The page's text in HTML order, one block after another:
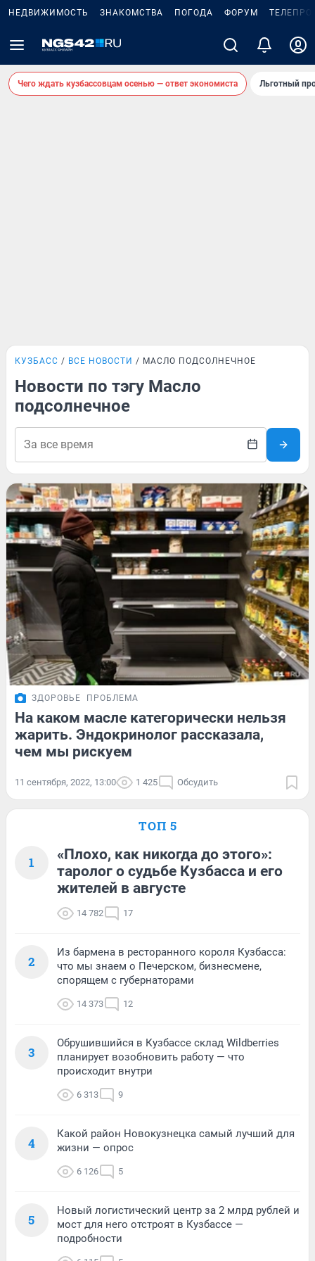
НЕДВИЖИМОСТЬ ЗНАКОМСТВА ПОГОДА ФОРУМ
Чего ждать кузбассовцам осенью — ответ экономиста Льготный
КУЗБАСС ВСЕ НОВОСТИ МАСЛО ПОДСОЛНЕЧНОЕ
Новости по тэгу Масло
подсолнечное
ЗДОРОВЬЕ ПРОБЛЕМА
На каком масле категорически нельзя
жарить. Эндокринолог рассказала,
чем мы рискуем
11 сентября, 2022, 13:00 1 425 Обсудить
ТОП 5
1
«Плохо, как никогда до этого»:
таролог о судьбе Кузбасса и его
жителей в августе
14 782 17
2
Из бармена в ресторанного короля Кузбасса:
что мы знаем о Печерском, бизнесмене,
спорящем с губернаторами
14 373 12
3
Обрушившийся в Кузбассе склад Wildberries
планирует возобновить работу — что
происходит внутри
6 313 9
4
Какой район Новокузнецка самый лучший для
жизни — опрос
6 126 5
5
Новый логистический центр за 2 млрд рублей и
мост для него отстроят в Кузбассе —
подробности